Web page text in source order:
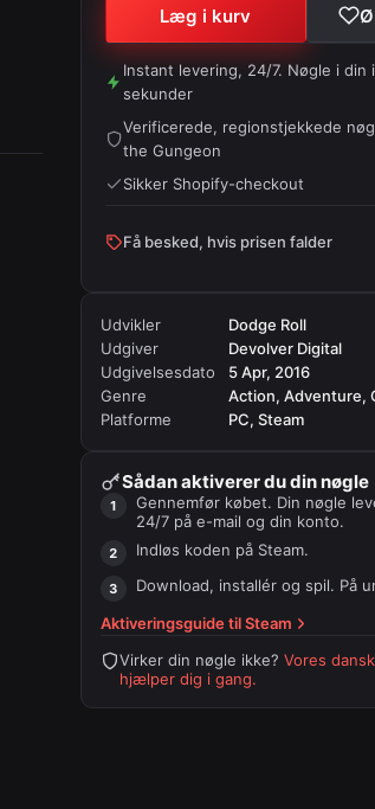
Læg i kurv
Instant levering, 24/7. Nøgle i din
sekunder
Verificerede, regionstjekkede
the Gungeon
Sikker Shopify-checkout
Få besked, hvis prisen falder
Udvikler
Dodge Roll
Udgiver
Devolver Digital
Udgivelsesdato
5 Apr, 2016
Genre
Action, Adventure,
Platforme
PC, Steam
Sådan aktiverer du din nøgle
Gennemfør købet. Din nøgle
24/7 på e-mail og din konto.
Indløs koden på Steam.
Download, installér og spil. På
Aktiveringsguide tilSteam
Virker din nøgle ikke? Vores
hjælper dig i gang.